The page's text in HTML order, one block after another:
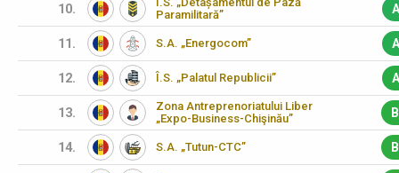
10.
Paramilitară”
11. S.A. „Energocom”
12. Î.S. „Palatul Republicii”
13.
Zona Antreprenoriatului Liber
„Expo-Business-Chişinău”
14. S.A. „Tutun-CTC”